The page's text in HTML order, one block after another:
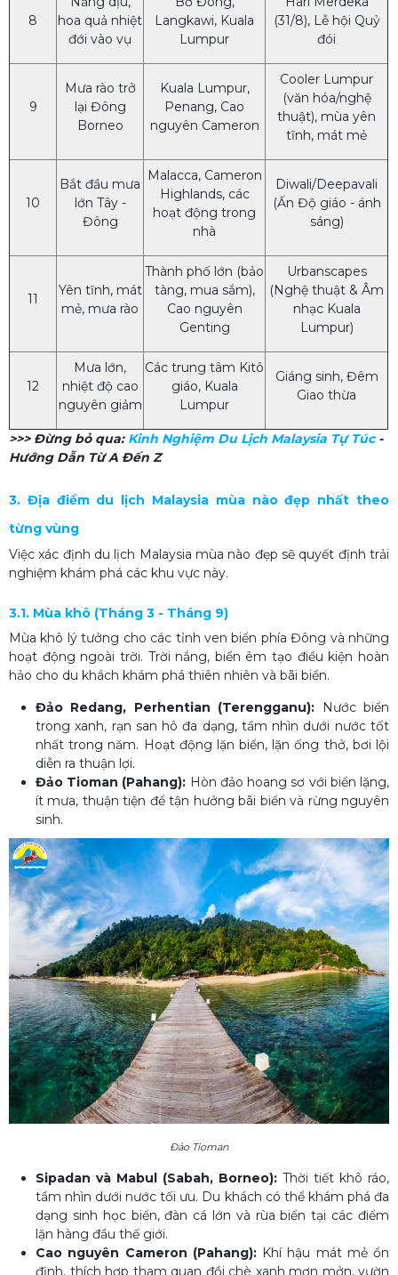
8
hoa quả nhiệt
đới vào vụ
Langkawi, Kuala
Lumpur
(31/8), Lễ hội Quỷ
đói
9
Mưa rào trở
lại Đông
Borneo
Kuala Lumpur,
Penang, Cao
nguyên Cameron
Cooler Lumpur
(văn hóa/nghệ
thuật), mùa yên
tĩnh, mát mẻ
10
Bắt đầu mưa
lớn Tây -
Đông
Malacca, Cameron
Highlands, các
hoạt động trong
nhà
Diwali/Deepavali
(Ấn Độ giáo - ánh
sáng)
11
Yên tĩnh, mát
mẻ, mưa rào
Thành phố lớn (bảo
tàng, mua sắm),
Cao nguyên
Genting
Urbanscapes
(Nghệ thuật & Âm
nhạc Kuala
Lumpur)
12
Mưa lớn,
nhiệt độ cao
nguyên giảm
Các trung tâm Kitô
giáo, Kuala
Lumpur
Giáng sinh, Đêm
Giao thừa
>>> Đừng bỏ qua: Kinh Nghiệm Du Lịch Malaysia Tự Túc -
Hướng Dẫn Từ A Đến Z
3. Địa điểm du lịch Malaysia mùa nào đẹp nhất theo
từng vùng
Việc xác định du lịch Malaysia mùa nào đẹp sẽ quyết định trải
nghiệm khám phá các khu vực này.
3.1. Mùa khô (Tháng 3 - Tháng 9)
Mùa khô lý tưởng cho các tỉnh ven biển phía Đông và những
hoạt động ngoài trời. Trời nắng, biển êm tạo điều kiện hoàn
hảo cho du khách khám phá thiên nhiên và bãi biển.
Đảo Redang, Perhentian (Terengganu):
Nước biển
trong xanh, rạn san hô đa dạng, tầm nhìn dưới nước tốt
nhất trong năm. Hoạt động lặn biển, lặn ống thở, bơi lội
diễn ra thuận lợi.
Đảo Tioman (Pahang): Hòn đảo hoang sơ với biển lặng,
ít mưa, thuận tiện để tận hưởng bãi biển và rừng nguyên
sinh.
Đảo Tioman
Sipadan và Mabul (Sabah, Borneo): Thời tiết khô ráo,
tầm nhìn dưới nước tối ưu. Du khách có thể khám phá đa
dạng sinh học biển, đàn cá lớn và rùa biển tại các điểm
lặn hàng đầu thế giới.
Cao nguyên Cameron (Pahang): Khí hậu mát mẻ ổn
định, thích hợp tham quan đồi chè xanh mơn mởn, vườn